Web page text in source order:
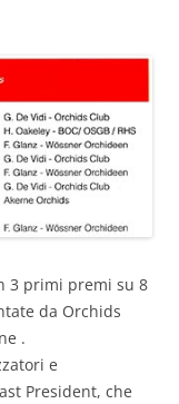
3 primi premi su 8
da Orchids
.
e
President, che